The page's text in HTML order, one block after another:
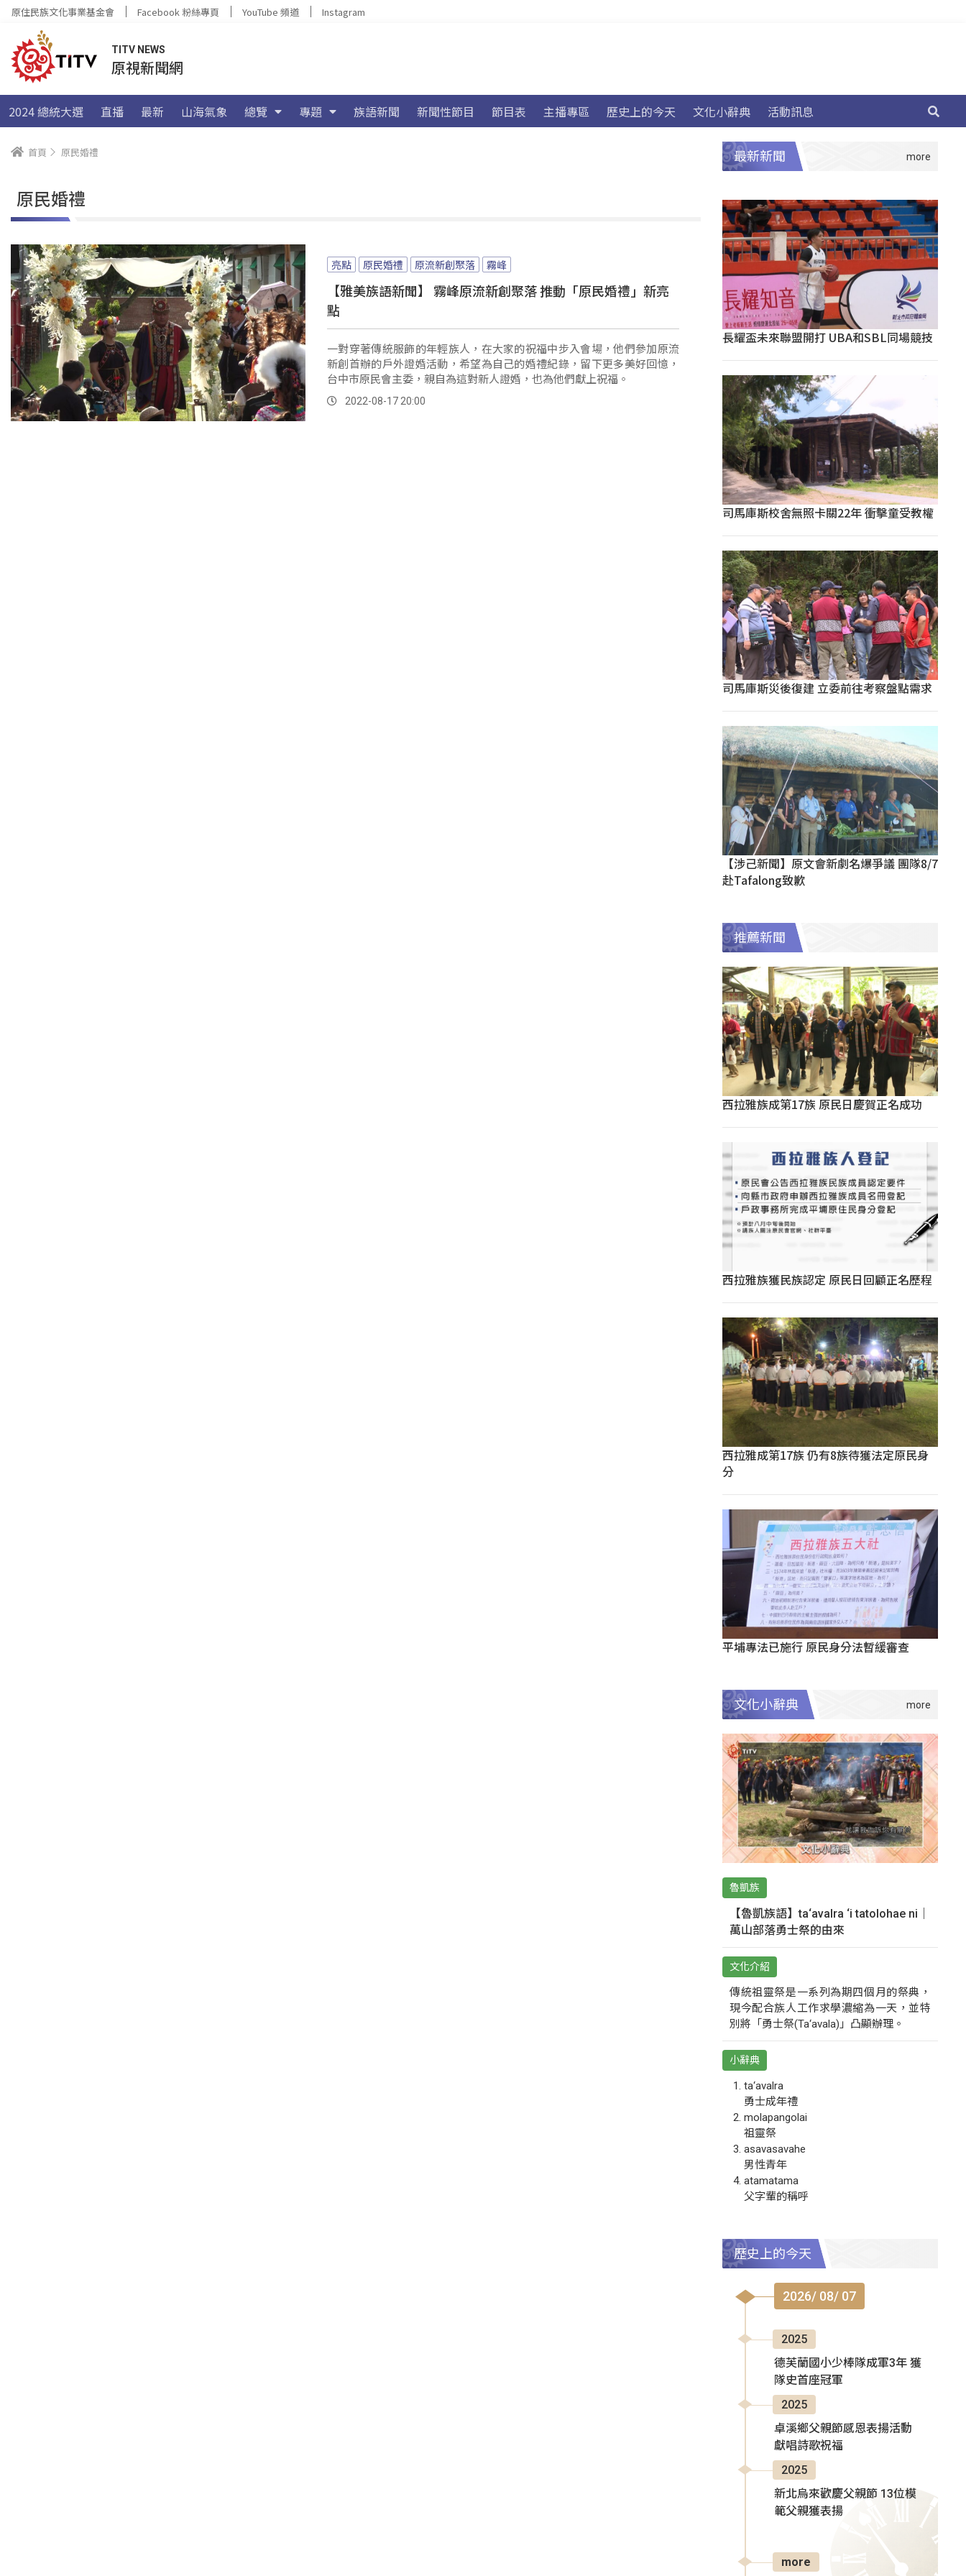
原住民族文化事業基金會 Facebook 粉絲專頁 YouTube 頻道 Instagram
TITV NEWS
原視新聞網
2024 總統大選 直播 最新 山海氣象 總覽 專題 族語新聞 新聞性節目 節目表 主播專區 歷史上的今天 文化小辭典 活動訊息
首頁 原民婚禮
原民婚禮
亮點 原民婚禮 原流新創聚落 霧峰
【雅美族語新聞】 霧峰原流新創聚落 推動「原民婚禮」新亮
點
一對穿著傳統服飾的年輕族人，在大家的祝福中步入會場，他們參加原流
新創首辦的戶外證婚活動，希望為自己的婚禮紀錄，留下更多美好回憶，
台中市原民會主委，親自為這對新人證婚，也為他們獻上祝福。
2022-08-17 20:00
最新新聞
長耀盃未來聯盟開打 UBA和SBL同場競技
司馬庫斯校舍無照卡關22年 衝擊童受教權
司馬庫斯災後復建 立委前往考察盤點需求
【涉己新聞】原文會新劇名爆爭議 團隊8/7
赴Tafalong致歉
推薦新聞
西拉雅族成第17族 原民日慶賀正名成功
西拉雅族獲民族認定 原民日回顧正名歷程
西拉雅成第17族 仍有8族待獲法定原民身
分
平埔專法已施行 原民身分法暫緩審查
文化小辭典
魯凱族
【魯凱族語】ta‘avalra ‘i tatolohae ni｜
萬山部落勇士祭的由來
文化介紹
傳統祖靈祭是一系列為期四個月的祭典，
現今配合族人工作求學濃縮為一天，並特
別將「勇士祭(Ta‘avala)」凸顯辦理。
小辭典
ta‘avalra
勇士成年禮
molapangolai
祖靈祭
asavasavahe
男性青年
atamatama
父字輩的稱呼
歷史上的今天
2026/ 08/ 07
2025
德芙蘭國小少棒隊成軍3年 獲
隊史首座冠軍
2025
卓溪鄉父親節感恩表揚活動
獻唱詩歌祝福
2025
新北烏來歡慶父親節 13位模
範父親獲表揚
more